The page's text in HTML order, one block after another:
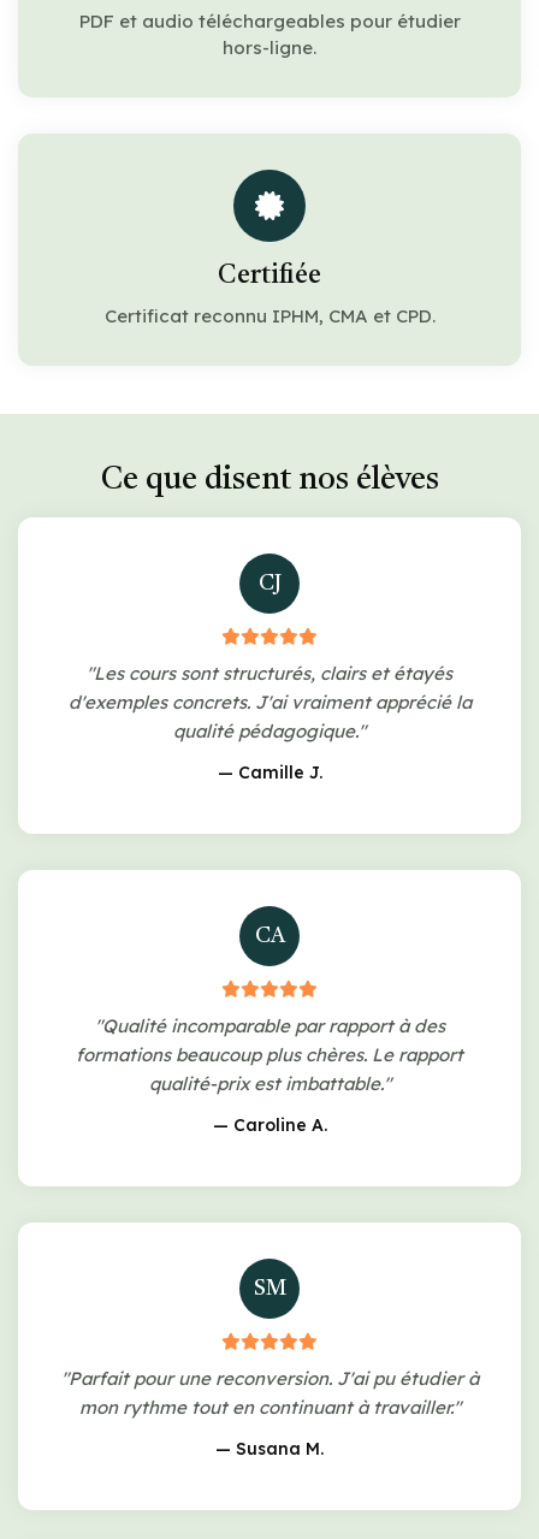
PDF et audio téléchargeables pour étudier
hors-ligne.
Certifiée
Certificat reconnu IPHM, CMA et CPD.
Ce que disent nos élèves
CJ
"Les cours sont structurés, clairs et étayés
d'exemples concrets. J'ai vraiment apprécié la
qualité pédagogique."
— Camille J.
CA
"Qualité incomparable par rapport à des
formations beaucoup plus chères. Le rapport
qualité-prix est imbattable."
— Caroline A.
SM
"Parfait pour une reconversion. J'ai pu étudier à
mon rythme tout en continuant à travailler."
— Susana M.